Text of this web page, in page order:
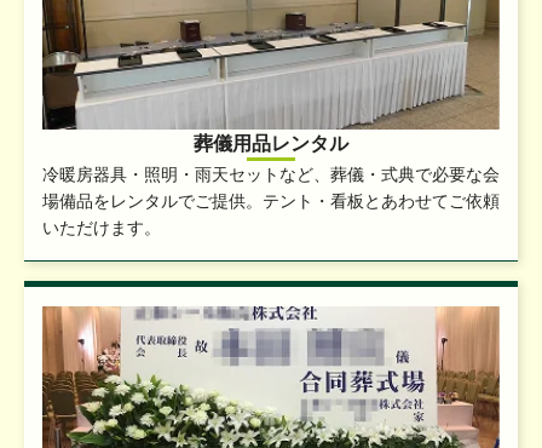
葬儀用品レンタル
冷暖房器具・照明・雨天セットなど、葬儀・式典で必要な会
場備品をレンタルでご提供。テント・看板とあわせてご依頼
いただけます。